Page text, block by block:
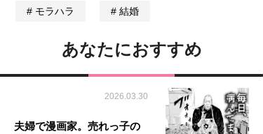
モラハラ 結婚
あなたにおすすめ
2026.03.30
夫婦で漫画家。売れっ子の